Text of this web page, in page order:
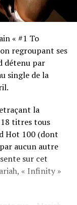
« #1 To
regroupant ses
détenu par
single de la
la
18 titres tous
Hot 100 (dont
aucun autre
sur cet
« Infinity »